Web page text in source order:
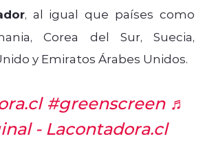
, al igual que países como
Corea del Sur, Suecia,
y Emiratos Árabes Unidos.
#greenscreen ♬
- Lacontadora.cl